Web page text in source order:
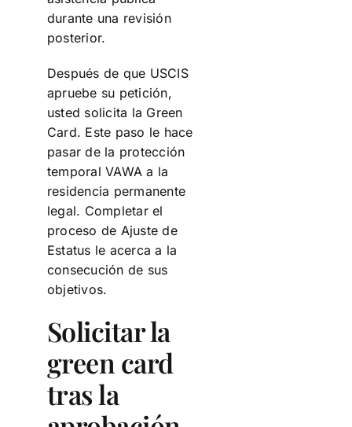
durante una revisión
posterior.
Después de que USCIS
apruebe su petición,
usted solicita la Green
Card. Este paso le hace
pasar de la protección
temporal VAWA a la
residencia permanente
legal. Completar el
proceso de Ajuste de
Estatus le acerca a la
consecución de sus
objetivos.
Solicitar la
green card
tras la